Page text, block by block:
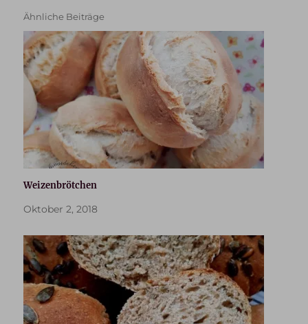
Ähnliche Beiträge
Weizenbrötchen
Oktober 2, 2018